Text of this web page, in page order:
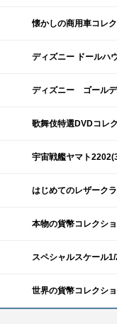
懐かしの商用車コレ
ディズニー ドールハ
ディズニー ゴールデ
歌舞伎特選DVDコレ
宇宙戦艦ヤマト
はじめてのレザーク
本物の貨幣コレクシ
スペシャルスケール
世界の貨幣コレクシ